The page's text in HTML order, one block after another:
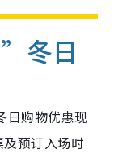
冬日
购物优惠现
预订入场时